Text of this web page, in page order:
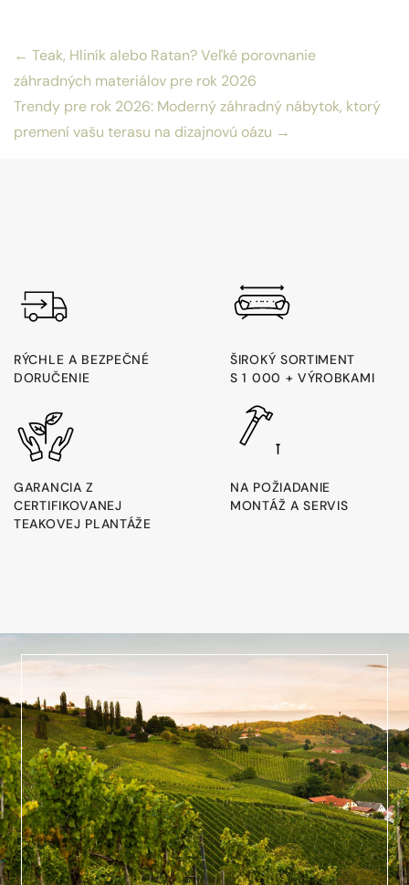
Navigácia
v
článku
← Teak, Hliník alebo Ratan? Veľké porovnanie
záhradných materiálov pre rok 2026
Trendy pre rok 2026: Moderný záhradný nábytok, ktorý
premení vašu terasu na dizajnovú oázu →
RÝCHLE A BEZPEČNÉ
DORUČENIE
ŠIROKÝ SORTIMENT
S 1 000 + VÝROBKAMI
GARANCIA Z
CERTIFIKOVANEJ
TEAKOVEJ PLANTÁŽE
NA POŽIADANIE
MONTÁŽ A SERVIS